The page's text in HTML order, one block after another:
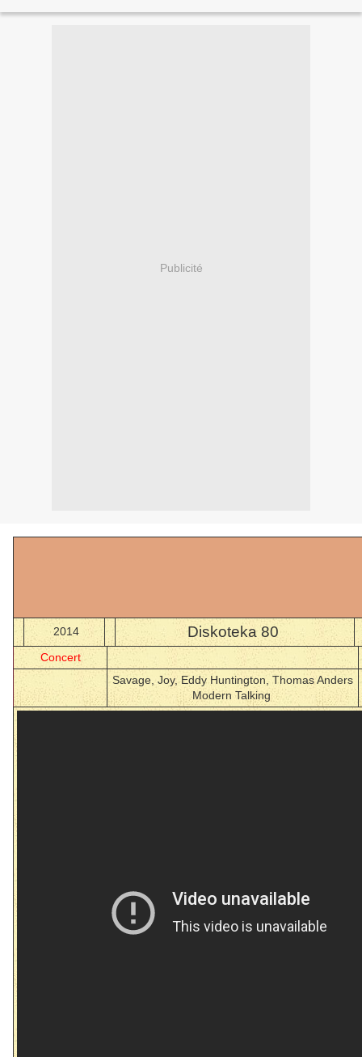
Publicité
2014 Diskoteka 80
Concert
Savage, Joy, Eddy Huntington, Thomas Anders
Modern Talking